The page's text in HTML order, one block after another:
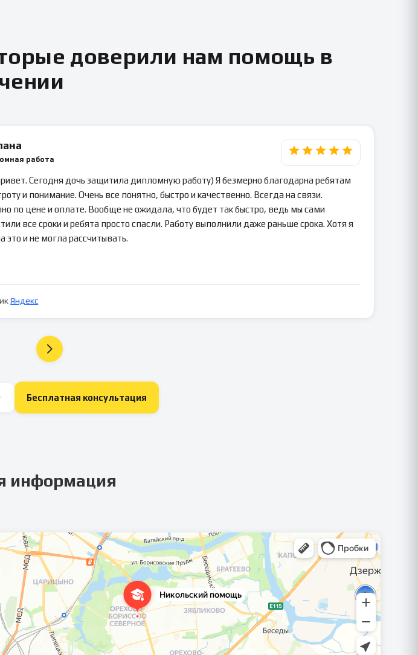
доверили нам помощь в
работа
Сегодня дочь защитила дипломную работу) Я безмерно благодарна ребятам
и понимание. Очень все понятно, быстро и качественно. Всегда на связи.
по цене и оплате. Вообще не ожидала, что будет так быстро, ведь мы сами
все сроки и ребята просто спасли. Работу выполнили даже раньше срока. Хотя я
это и не могла рассчитывать.
Яндекс
Бесплатная консультация
информация